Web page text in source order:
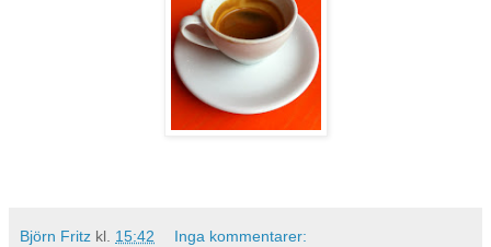
Björn Fritz kl. 15:42 Inga kommentarer: